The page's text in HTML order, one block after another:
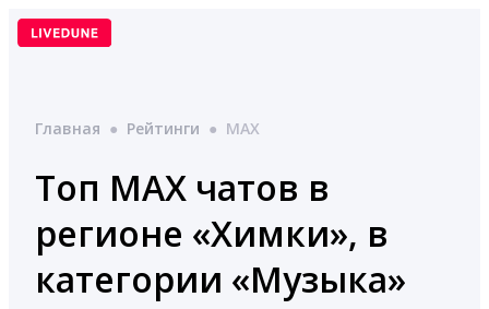
Перейти
Главная ● Рейтинги ● MAX
Топ MAX чатов в
регионе «Химки», в
категории «Музыка»